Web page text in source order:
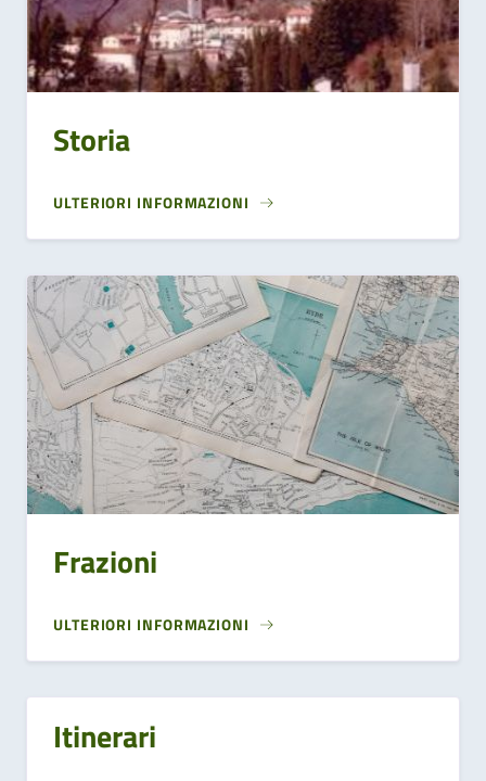
Storia
ULTERIORI INFORMAZIONI
Frazioni
ULTERIORI INFORMAZIONI
Itinerari